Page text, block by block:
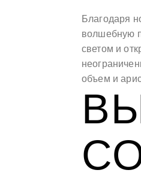
Благодаря
волшебную
светом и
объем и